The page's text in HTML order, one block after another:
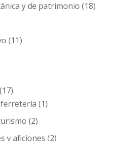
y de patrimonio (18)
(11)
(17)
ferretería (1)
(2)
y aficiones (2)